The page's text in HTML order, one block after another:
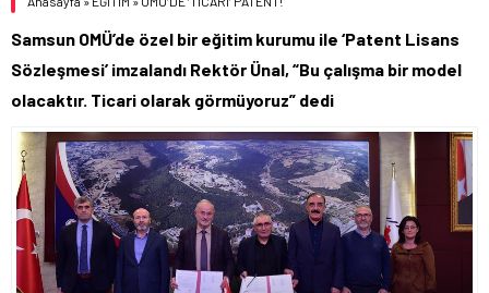
EURO
6.488,95
Samsun OMÜ’de özel bir eğitim kurumu ile ‘Patent Lisans
Sözleşmesi’ imzalandı Rektör Ünal, “Bu çalışma bir model
olacaktır. Ticari olarak görmüyoruz” dedi